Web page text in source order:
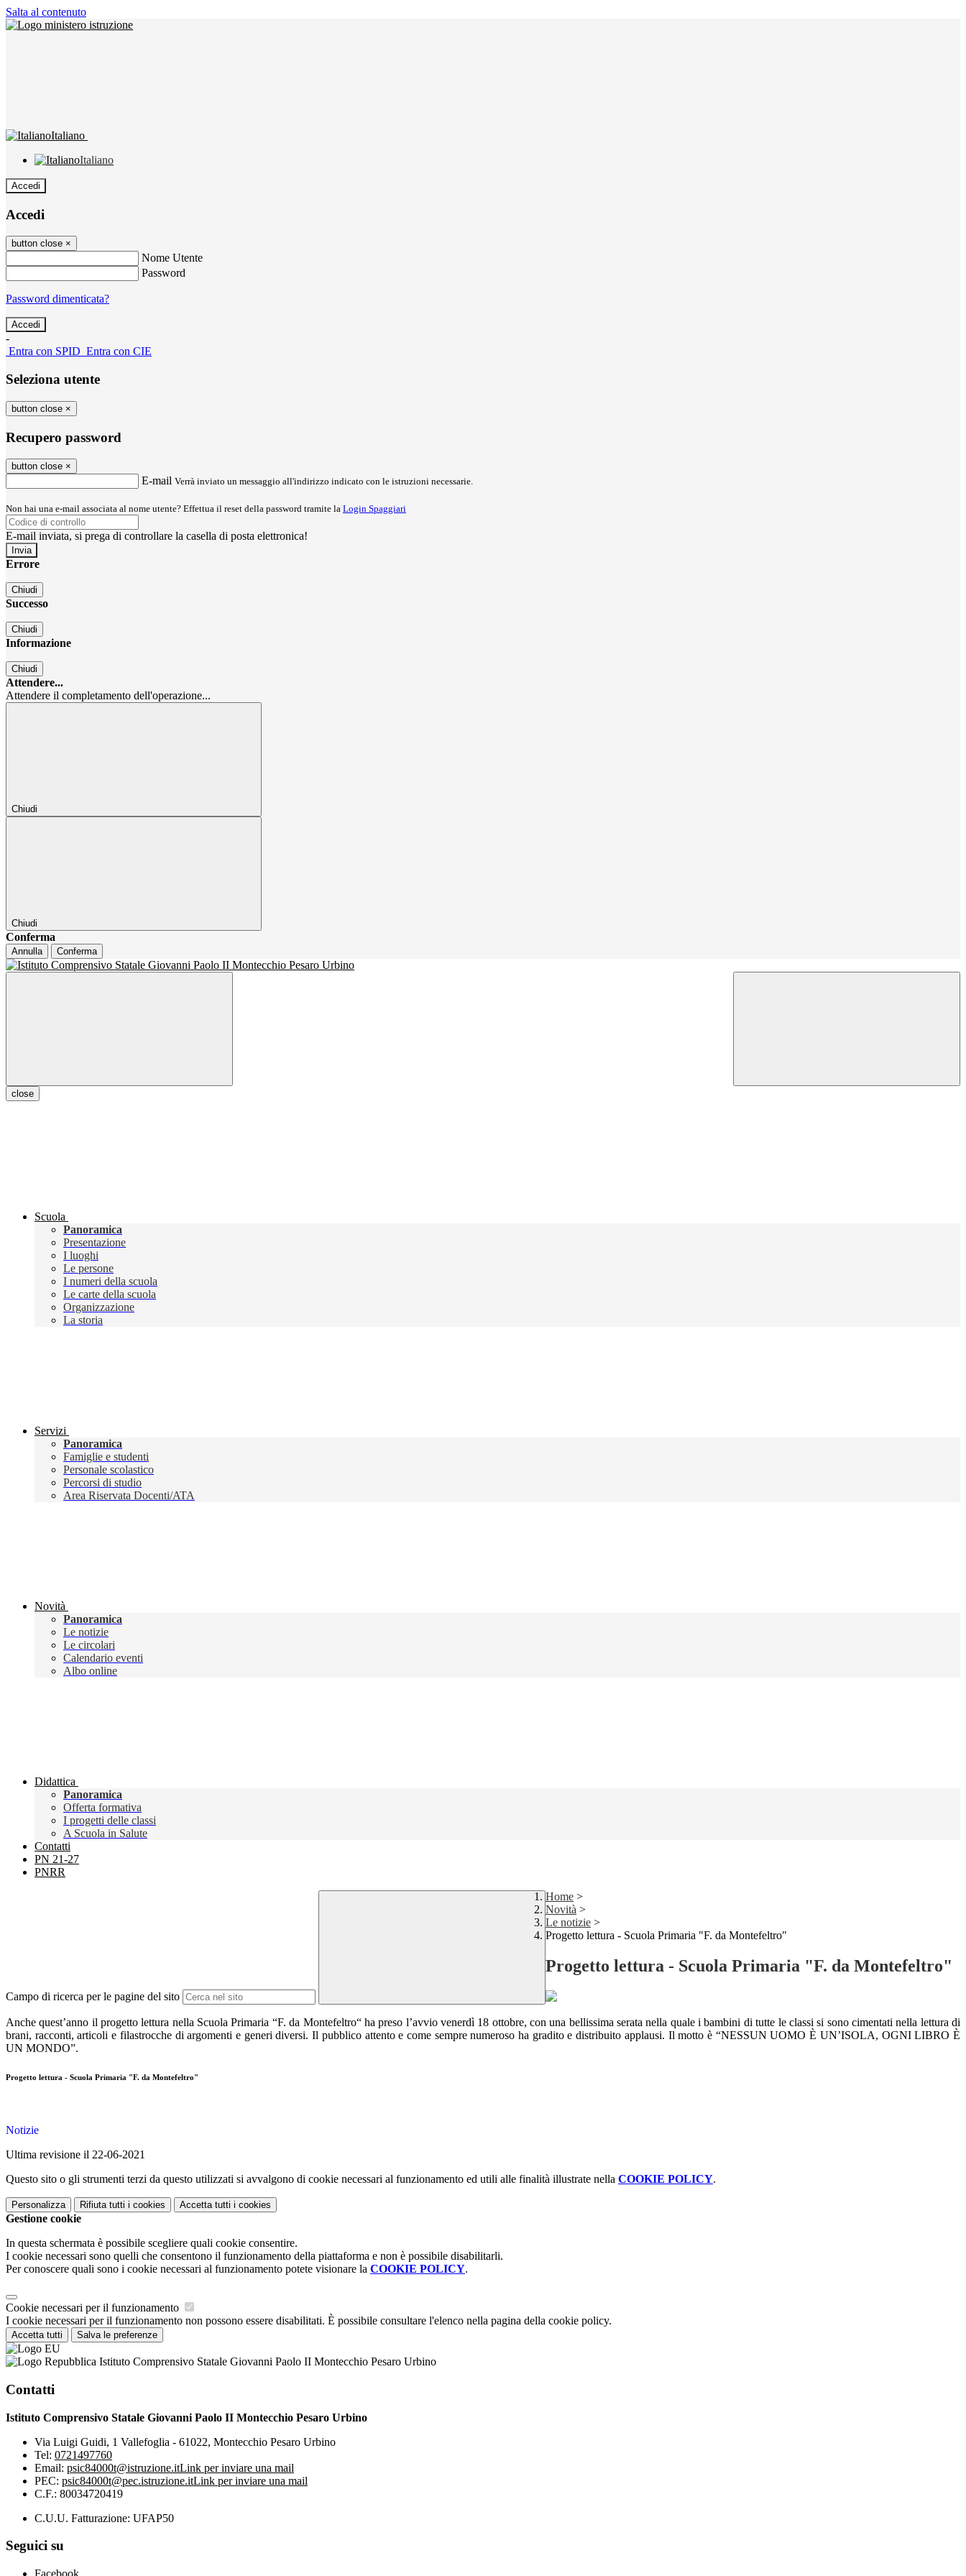
Salta al contenuto
Italiano
Italiano
Accedi
Accedi
button close ×
Nome Utente
Password
Password dimenticata?
-
Entra con SPID Entra con CIE
Seleziona utente
button close ×
Recupero password
button close ×
E-mail Verrà inviato un messaggio all'indirizzo indicato con le istruzioni necessarie.
Non hai una e-mail associata al nome utente? Effettua il reset della password tramite la Login Spaggiari
E-mail inviata, si prega di controllare la casella di posta elettronica!
Errore
Chiudi
Successo
Chiudi
Informazione
Chiudi
Attendere...
Attendere il completamento dell'operazione...
Chiudi
Chiudi
Conferma
Annulla Conferma
close
Scuola
Panoramica
Presentazione
I luoghi
Le persone
I numeri della scuola
Le carte della scuola
Organizzazione
La storia
Servizi
Panoramica
Famiglie e studenti
Personale scolastico
Percorsi di studio
Area Riservata Docenti/ATA
Novità
Panoramica
Le notizie
Le circolari
Calendario eventi
Albo online
Didattica
Panoramica
Offerta formativa
I progetti delle classi
A Scuola in Salute
Contatti
PN 21-27
PNRR
Campo di ricerca per le pagine del sito
Home >
Novità >
Le notizie >
Progetto lettura - Scuola Primaria "F. da Montefeltro"
Progetto lettura - Scuola Primaria "F. da Montefeltro"
Anche quest’anno il progetto lettura nella Scuola Primaria “F. da Montefeltro“ ha preso l’avvio venerdì 18 ottobre, con una bellissima serata nella quale i bambini di tutte le classi si sono cimentati nella lettura di
brani, racconti, articoli e filastrocche di argomenti e generi diversi. Il pubblico attento e come sempre numeroso ha gradito e distribuito applausi. Il motto è “NESSUN UOMO È UN’ISOLA, OGNI LIBRO È
UN MONDO”.
Progetto lettura - Scuola Primaria "F. da Montefeltro"
Notizie
Ultima revisione il 22-06-2021
Questo sito o gli strumenti terzi da questo utilizzati si avvalgono di cookie necessari al funzionamento ed utili alle finalità illustrate nella COOKIE POLICY.
Personalizza Rifiuta tutti i cookies Accetta tutti i cookies
Gestione cookie
In questa schermata è possibile scegliere quali cookie consentire.
I cookie necessari sono quelli che consentono il funzionamento della piattaforma e non è possibile disabilitarli.
Per conoscere quali sono i cookie necessari al funzionamento potete visionare la COOKIE POLICY.
Cookie necessari per il funzionamento
I cookie necessari per il funzionamento non possono essere disabilitati. È possibile consultare l'elenco nella pagina della cookie policy.
Accetta tutti Salva le preferenze
Istituto Comprensivo Statale Giovanni Paolo II Montecchio Pesaro Urbino
Contatti
Istituto Comprensivo Statale Giovanni Paolo II Montecchio Pesaro Urbino
Via Luigi Guidi, 1 Vallefoglia - 61022, Montecchio Pesaro Urbino
Tel: 0721497760
Email: psic84000t@istruzione.itLink per inviare una mail
PEC: psic84000t@pec.istruzione.itLink per inviare una mail
C.F.: 80034720419
C.U.U. Fatturazione: UFAP50
Seguici su
Facebook